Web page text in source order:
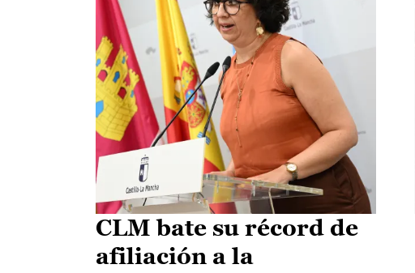
CLM bate su récord de
afiliación a la